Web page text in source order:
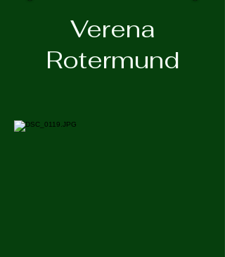
Verena
Rotermund